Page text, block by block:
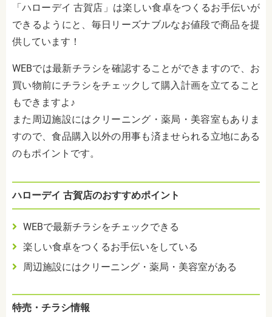
「ハローデイ 古賀店」は楽しい食卓をつくるお手伝いが
できるようにと、毎日リーズナブルなお値段で商品を提
供しています！
WEBでは最新チラシを確認することができますので、お
買い物前にチラシをチェックして購入計画を立てること
もできますよ♪
また周辺施設にはクリーニング・薬局・美容室もありま
すので、食品購入以外の用事も済ませられる立地にある
のもポイントです。
ハローデイ 古賀店のおすすめポイント
WEBで最新チラシをチェックできる
楽しい食卓をつくるお手伝いをしている
周辺施設にはクリーニング・薬局・美容室がある
特売・チラシ情報